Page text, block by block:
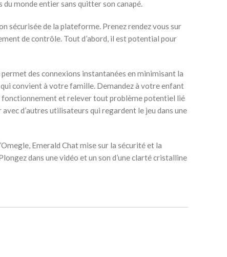
monde entier sans quitter son canapé.
sécurisée de la plateforme. Prenez rendez vous sur
de contrôle. Tout d’abord, il est potential pour
des connexions instantanées en minimisant la
convient à votre famille. Demandez à votre enfant
fonctionnement et relever tout problème potentiel lié
d’autres utilisateurs qui regardent le jeu dans une
Emerald Chat mise sur la sécurité et la
dans une vidéo et un son d’une clarté cristalline